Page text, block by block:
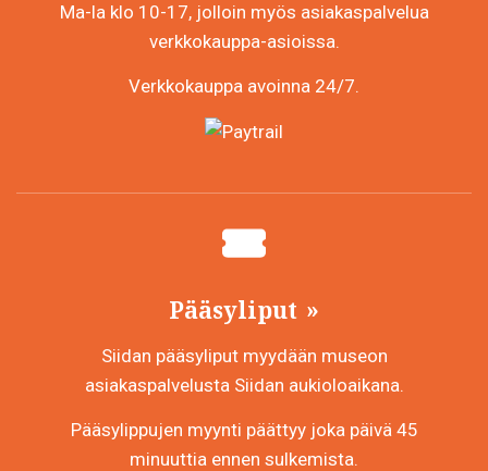
Ma-la klo 10-17, jolloin myös asiakaspalvelua
verkkokauppa-asioissa.
Verkkokauppa avoinna 24/7.
Pääsyliput
Siidan pääsyliput myydään museon
asiakaspalvelusta Siidan aukioloaikana.
Pääsylippujen myynti päättyy joka päivä 45
minuuttia ennen sulkemista.